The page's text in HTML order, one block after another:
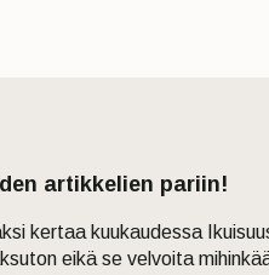
artikkelien pariin!
kertaa kuukaudessa
eikä se velvoita